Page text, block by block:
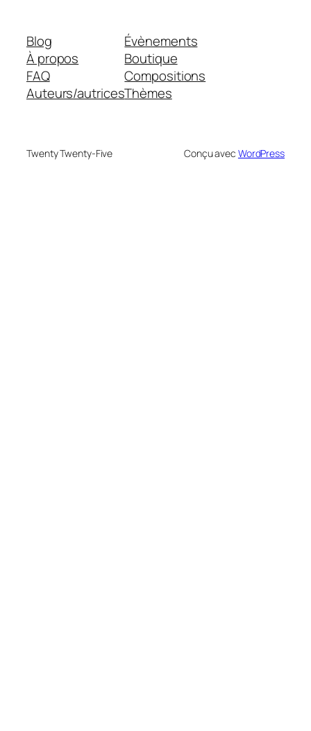
Blog
À propos
FAQ
Auteurs/autrices
Évènements
Boutique
Compositions
Thèmes
Twenty Twenty-Five Conçu avec WordPress